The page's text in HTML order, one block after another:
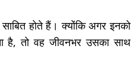
होते हैं। क्योंकि अगर इनको
है, तो वह जीवनभर उसका साथ